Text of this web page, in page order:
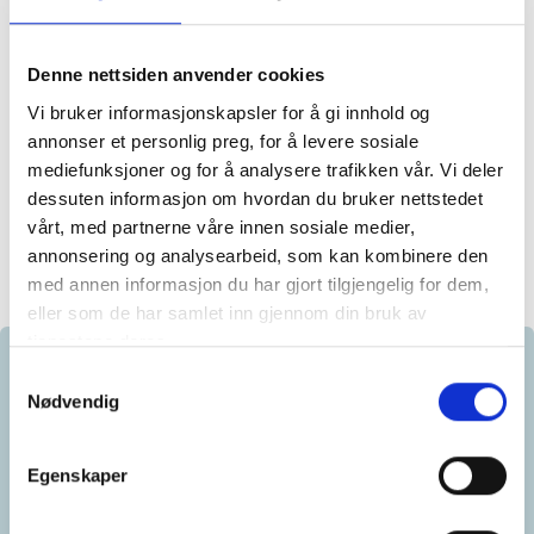
Denne nettsiden anvender cookies
Vi bruker informasjonskapsler for å gi innhold og
annonser et personlig preg, for å levere sosiale
mediefunksjoner og for å analysere trafikken vår. Vi deler
dessuten informasjon om hvordan du bruker nettstedet
vårt, med partnerne våre innen sosiale medier,
annonsering og analysearbeid, som kan kombinere den
med annen informasjon du har gjort tilgjengelig for dem,
eller som de har samlet inn gjennom din bruk av
tjenestene deres.
Nødvendig
Egenskaper
Røyskatt https://fb.watch/C7zEcnGB3H/
instagram.com
Søppeltømming
https://fb.watch/C7AjeP1dLC/
Materialet i filmene eropphavsbeskyttet. Dersom klubben
ønsker rettigheter til å bruke materiellet uten å måte dele
(dvsposte direkte i egne kanaler), ta kontakt med NGF.